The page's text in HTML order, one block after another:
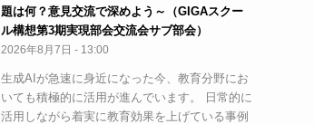
題は何？意見交流で深めよう～（GIGAスクー
ル構想第3期実現部会交流会サブ部会）
2026年8月7日 - 13:00
生成AIが急速に身近になった今、教育分野にお
いても積極的に活用が進んでいます。 日常的に
活用しながら着実に教育効果を上げている事例